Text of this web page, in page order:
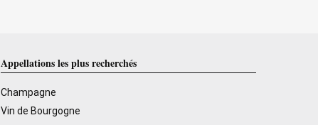
Appellations les plus recherchés
Champagne
Vin de Bourgogne